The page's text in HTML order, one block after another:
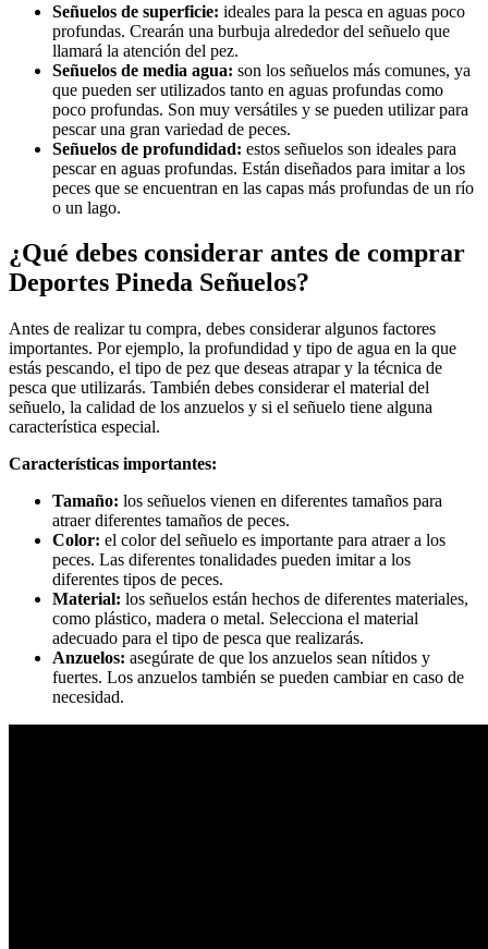
Señuelos de superficie: ideales para la pesca en aguas poco
profundas. Crearán una burbuja alrededor del señuelo que
llamará la atención del pez.
Señuelos de media agua: son los señuelos más comunes, ya
que pueden ser utilizados tanto en aguas profundas como
poco profundas. Son muy versátiles y se pueden utilizar para
pescar una gran variedad de peces.
Señuelos de profundidad: estos señuelos son ideales para
pescar en aguas profundas. Están diseñados para imitar a los
peces que se encuentran en las capas más profundas de un río
o un lago.
¿Qué debes considerar antes de comprar
Deportes Pineda Señuelos?
Antes de realizar tu compra, debes considerar algunos factores
importantes. Por ejemplo, la profundidad y tipo de agua en la que
estás pescando, el tipo de pez que deseas atrapar y la técnica de
pesca que utilizarás. También debes considerar el material del
señuelo, la calidad de los anzuelos y si el señuelo tiene alguna
característica especial.
Características importantes:
Tamaño: los señuelos vienen en diferentes tamaños para
atraer diferentes tamaños de peces.
Color: el color del señuelo es importante para atraer a los
peces. Las diferentes tonalidades pueden imitar a los
diferentes tipos de peces.
Material: los señuelos están hechos de diferentes materiales,
como plástico, madera o metal. Selecciona el material
adecuado para el tipo de pesca que realizarás.
Anzuelos: asegúrate de que los anzuelos sean nítidos y
fuertes. Los anzuelos también se pueden cambiar en caso de
necesidad.